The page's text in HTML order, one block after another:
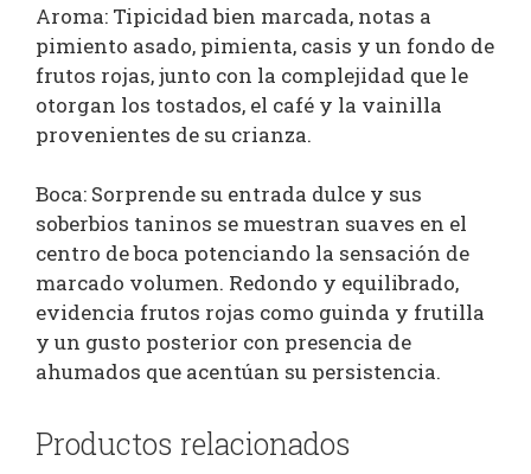
Aroma: Tipicidad bien marcada, notas a
pimiento asado, pimienta, casis y un fondo de
frutos rojas, junto con la complejidad que le
otorgan los tostados, el café y la vainilla
provenientes de su crianza.
Boca: Sorprende su entrada dulce y sus
soberbios taninos se muestran suaves en el
centro de boca potenciando la sensación de
marcado volumen. Redondo y equilibrado,
evidencia frutos rojas como guinda y frutilla
y un gusto posterior con presencia de
ahumados que acentúan su persistencia.
Productos relacionados